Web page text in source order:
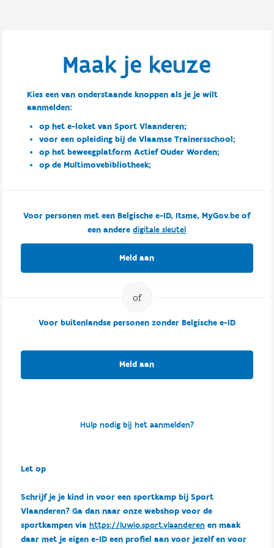
Maak je keuze
Kies een van onderstaande knoppen als je je wilt
aanmelden:
op het e-loket van Sport Vlaanderen;
voor een opleiding bij de Vlaamse Trainersschool;
op het beweegplatform Actief Ouder Worden;
op de Multimovebibliotheek;
Voor personen met een Belgische e-ID, Itsme, MyGov.be of
een anderedigitale sleutel
Meld aan
Voor buitenlandse personen zonder Belgische e-ID
Meld aan
Hulp nodig bij het aanmelden?
Let op
Schrijf je je kind in voor een sportkamp bij Sport
Vlaanderen? Ga dan naar onze webshop voor de
sportkampen via https://luwio.sport.vlaanderenen maak
daar met je eigen e-ID een profiel aan voor jezelf en voor